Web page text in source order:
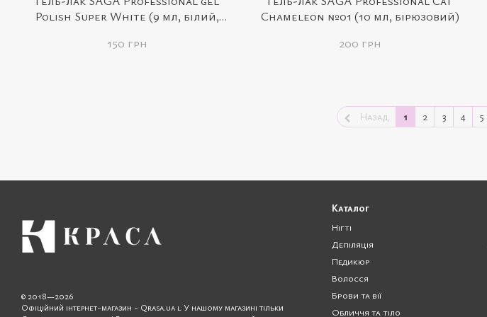
Polish Super White (9 мл, білий,
150 грн
Chameleon №01 (10 мл, бірюзовий)
200 грн
Назад 1 2 3 4 5
© 2018—2026
Офіційний інтернет-магазин - Qrasa.ua l У нашому магазині тільки
Каталог
Нігті
Депіляція
Педикюр
Волосся
Брови та вії
Обличчя та тіло